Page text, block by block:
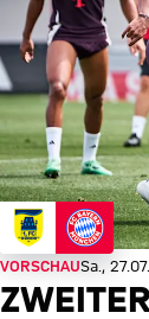
VORSCHAUSa.,